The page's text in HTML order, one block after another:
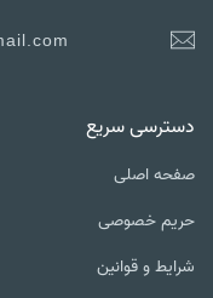
دسترسی سریع
صفحه اصلی
حریم خصوصی
شرایط و قوانین